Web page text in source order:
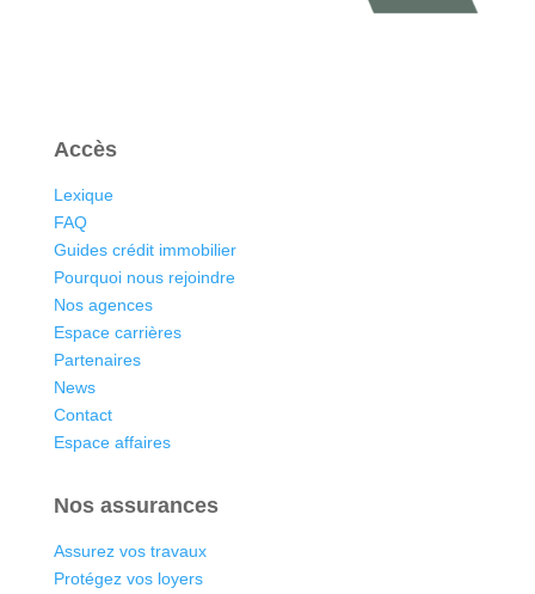
Accès
Lexique
FAQ
Guides crédit immobilier
Pourquoi nous rejoindre
Nos agences
Espace carrières
Partenaires
News
Contact
Espace affaires
Nos assurances
Assurez vos travaux
Protégez vos loyers